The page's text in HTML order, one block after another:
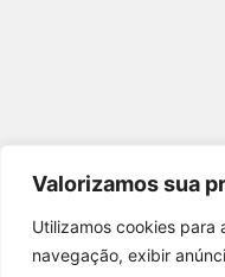
Utilizamos cookies
experiência, melhorar
Valorizamos sua
Utilizamos cookies para
navegação, exibir